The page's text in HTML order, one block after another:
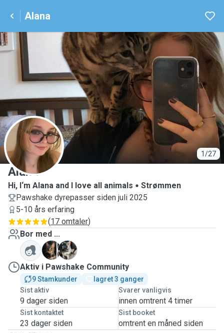
Alana
1/27
A
Alana
Hi, I‘m Alana and I love all animals
Strømmen
Pawshake dyrepasser siden juli 2025
5-10 års erfaring
(17 omtaler)
Bor med ...
D
W
Aktiv i Pawshake Community
9 Stamkunder
lagret 3 ganger
Sist aktiv
9 dager siden
Svarer vanligvis
innen omtrent 4 timer
Sist kontaktet
23 dager siden
Sist booket
omtrent en måned siden